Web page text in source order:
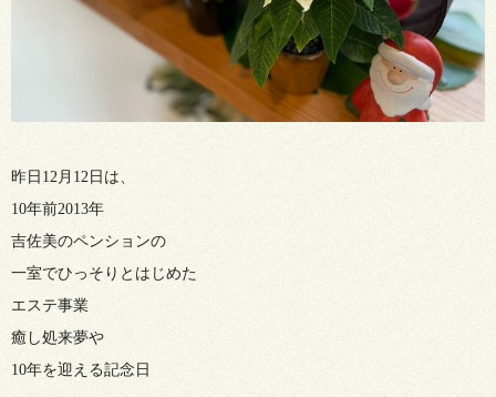
昨日12月12日は、
10年前2013年
吉佐美のペンションの
一室でひっそりとはじめた
エステ事業
癒し処来夢や
10年を迎える記念日